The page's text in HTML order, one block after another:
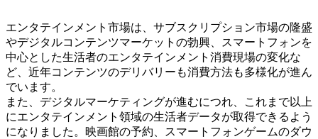
エンタテインメント市場は、サブスクリプション市場の隆盛
やデジタルコンテンツマーケットの勃興、スマートフォンを
中心とした生活者のエンタテインメント消費現場の変化な
ど、近年コンテンツのデリバリーも消費方法も多様化が進ん
でいます。
また、デジタルマーケティングが進むにつれ、これまで以上
にエンタテインメント領域の生活者データが取得できるよう
になりました。映画館の予約、スマートフォンゲームのダウ